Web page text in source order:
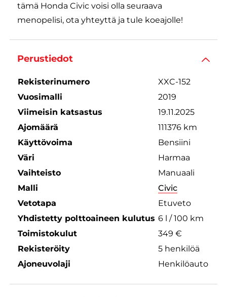
tämä Honda Civic voisi olla seuraava
menopelisi, ota yhteyttä ja tule koeajolle!
Perustiedot
Rekisterinumero
XXC-152
Vuosimalli
2019
Viimeisin katsastus
19.11.2025
Ajomäärä
111376 km
Käyttövoima
Bensiini
Väri
Harmaa
Vaihteisto
Manuaali
Malli
Civic
Vetotapa
Etuveto
Yhdistetty polttoaineen kulutus 6 l / 100 km
Toimistokulut
349 €
Rekisteröity
5 henkilöä
Ajoneuvolaji
Henkilöauto